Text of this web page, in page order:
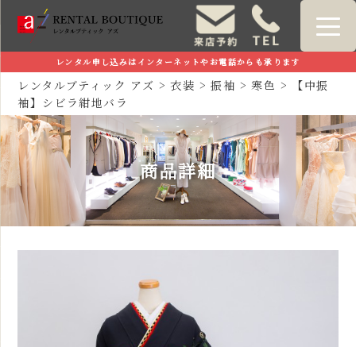
レンタル申し込みはインターネットやお電話からも承ります
レンタルブティック アズ >衣装 >振袖 >寒色 >
【中振
袖】シビラ紺地バラ
商品詳細